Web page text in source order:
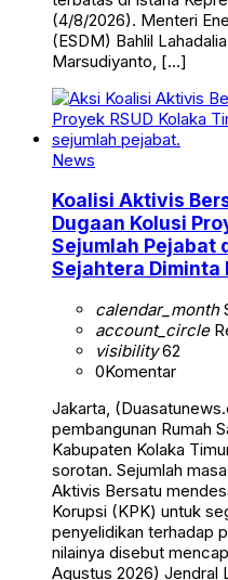
(4/8/2026). Menteri
(ESDM) Bahlil
Marsudiyanto, […]
News
Koalisi Aktivis
Dugaan Kolusi
Sejumlah Pejabat
Sejahtera Diminta
calendar_month
account_circle
visibility62
0Komentar
Jakarta,
pembangunan Rumah
Kabupaten Kolaka
sorotan. Sejumlah
Aktivis Bersatu
Korupsi (KPK) untuk
penyelidikan terhadap
nilainya disebut
Agustus 2026) Jendral